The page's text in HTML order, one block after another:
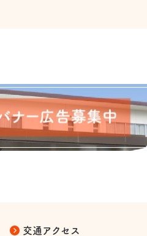
交通アクセス